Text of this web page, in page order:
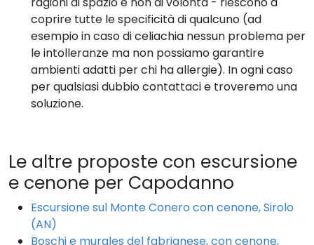
coprire tutte le specificità di qualcuno (ad
esempio in caso di celiachia nessun problema per
le intolleranze ma non possiamo garantire
ambienti adatti per chi ha allergie). In ogni caso
per qualsiasi dubbio contattaci e troveremo una
soluzione.
Le altre proposte con escursione
e cenone per Capodanno
Escursione sul Monte Conero con cenone, Sirolo
(AN)
Boschi e murales del fabrianese, con cenone,